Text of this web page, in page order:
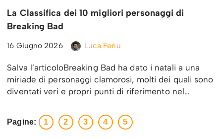
La Classifica dei 10 migliori personaggi di
Breaking Bad
16 Giugno 2026 Luca Fenu
Salva l’articoloBreaking Bad ha dato i natali a una
miriade di personaggi clamorosi, molti dei quali sono
diventati veri e propri punti di riferimento nel…
Pagine: 1 2 3 4 5